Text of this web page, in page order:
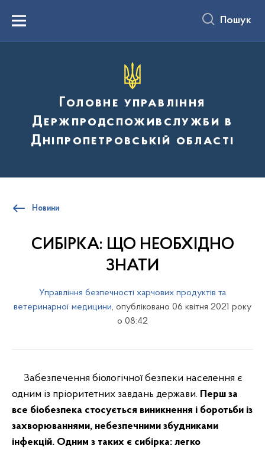
вмістуMenu Пошук
Головне управління
Держпродспоживслужби в
Дніпропетровській області
Новини
СИБІРКА: ЩО НЕОБХІДНО
ЗНАТИ
Управління безпечності харчових продуктів та
ветеринарної медицини, опубліковано 06 квітня 2021 року
о 08:42
Забезпечення біологічної безпеки населення є
одним із пріоритетних завдань держави. Перш за
все біобезпека стосується виникнення і боротьби із
захворюваннями, небезпечними збудниками
інфекцій. Одним з таких є сибірка: легко